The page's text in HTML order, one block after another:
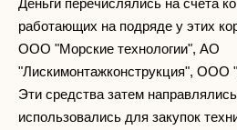
работающих на подряде у этих
ООО "Морские технологии", АО
"Лискимонтажконструкция",
Эти средства затем
использовались для закупок